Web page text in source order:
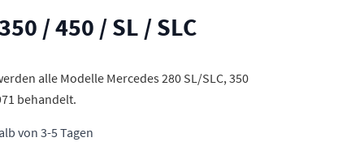
/ 450 / SL / SLC
alle Modelle Mercedes 280 SL/SLC, 350
behandelt.
von 3-5 Tagen